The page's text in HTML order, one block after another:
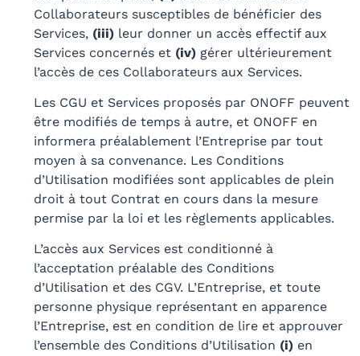
Collaborateurs susceptibles de bénéficier des
Services, (iii) leur donner un accès effectif aux
Services concernés et (iv) gérer ultérieurement
l’accès de ces Collaborateurs aux Services.
Les CGU et Services proposés par ONOFF peuvent
être modifiés de temps à autre, et ONOFF en
informera préalablement l’Entreprise par tout
moyen à sa convenance. Les Conditions
d’Utilisation modifiées sont applicables de plein
droit à tout Contrat en cours dans la mesure
permise par la loi et les règlements applicables.
L’accès aux Services est conditionné à
l’acceptation préalable des Conditions
d’Utilisation et des CGV. L’Entreprise, et toute
personne physique représentant en apparence
l’Entreprise, est en condition de lire et approuver
l’ensemble des Conditions d’Utilisation (i) en